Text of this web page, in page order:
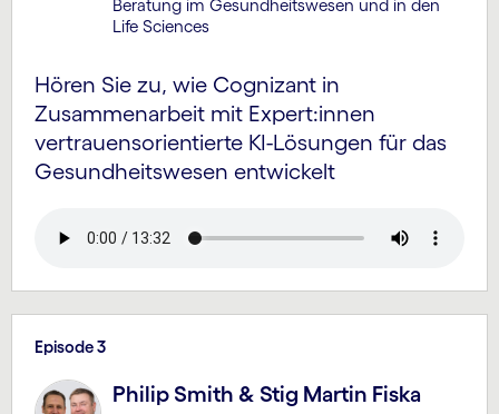
Beratung im Gesundheits­wesen und in den
Life Sciences
Hören Sie zu, wie Cognizant in
Zusammenarbeit mit Expert:innen
vertrauens­orientierte KI-Lösungen für das
Gesund­heitswesen ent­wickelt
Episode 3
Philip Smith & Stig Martin Fiska